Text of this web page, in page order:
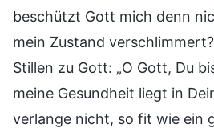
beschützt Gott mich denn
mein Zustand
Stillen zu Gott: „O Gott, Du
meine Gesundheit liegt in
verlange nicht, so fit wie ein